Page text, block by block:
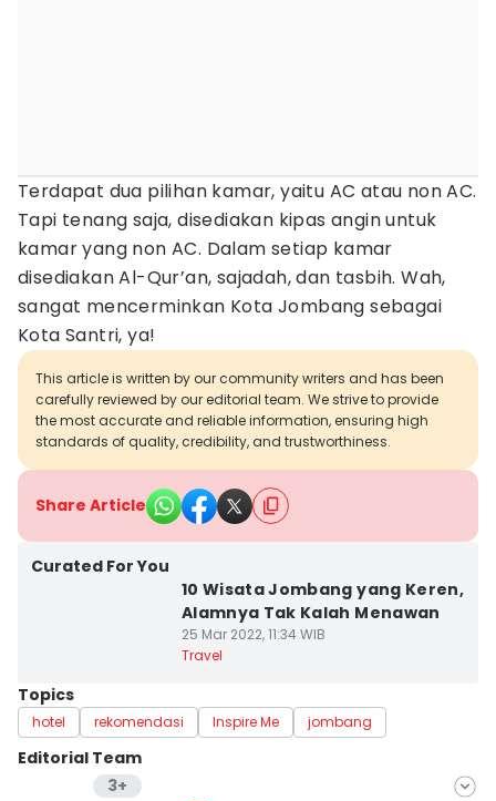
Terdapat dua pilihan kamar, yaitu AC atau non AC.
Tapi tenang saja, disediakan kipas angin untuk
kamar yang non AC. Dalam setiap kamar
disediakan Al-Qur’an, sajadah, dan tasbih. Wah,
sangat mencerminkan Kota Jombang sebagai
Kota Santri, ya!
This article is written by our community writers and has been
carefully reviewed by our editorial team. We strive to provide
the most accurate and reliable information, ensuring high
standards of quality, credibility, and trustworthiness.
Share Article
Curated For You
10 Wisata Jombang yang Keren,
Alamnya Tak Kalah Menawan
25 Mar 2022, 11:34 WIB
Travel
Topics
hotel rekomendasi Inspire Me jombang
Editorial Team
3+